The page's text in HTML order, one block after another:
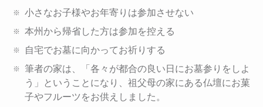
小さなお子様やお年寄りは参加させない
本州から帰省した方は参加を控える
自宅でお墓に向かってお祈りする
筆者の家は、「各々が都合の良い日にお墓参りをしよ
う」ということになり、祖父母の家にある仏壇にお菓
子やフルーツをお供えしました。